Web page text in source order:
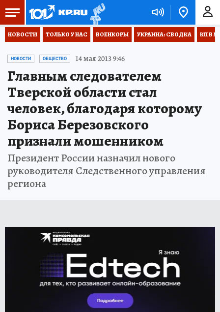
НОВОСТИ ТОЛЬКО У НАС ВОЕНКОРЫ УКРАИНА: СВОДКА КП В
НОВОСТИ ОБЩЕСТВО 14 мая 2013 9:46
Главным следователем
Тверской области стал
человек, благодаря которому
Бориса Березовского
признали мошенником
Президент России назначил нового
руководителя Следственного управления
региона